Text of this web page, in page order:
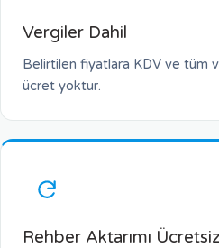
Vergiler Dahil
Belirtilen fiyatlara KDV ve tüm
ücret yoktur.
Rehber Aktarımı Ücretsiz